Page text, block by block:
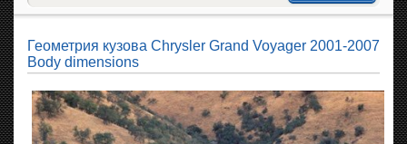
Геометрия кузова Chrysler Grand Voyager 2001-2007
Body dimensions